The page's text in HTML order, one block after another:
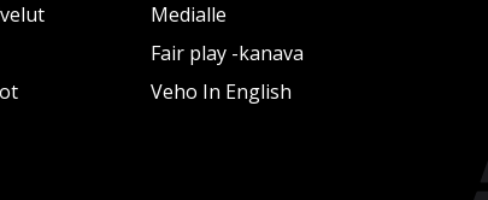
Medialle
Fair play -kanava
Veho In English